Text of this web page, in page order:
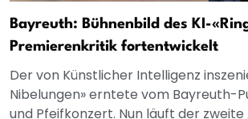
Bayreuth: Bühnenbild des KI-
Premierenkritik fortentwickelt
Der von Künstlicher Intelligenz
Nibelungen» erntete vom Bayreuth-
und Pfeifkonzert. Nun läuft der zweite